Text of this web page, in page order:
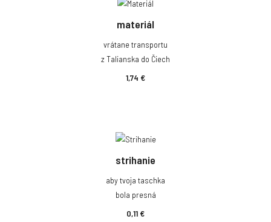
materiál
vrátane transportu
z Talianska do Čiech
1,74 €
strihanie
aby tvoja taschka
bola presná
0,11 €